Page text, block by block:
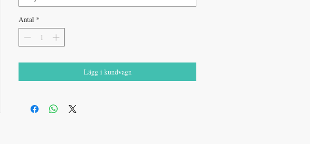
Antal *
Lägg i kundvagn